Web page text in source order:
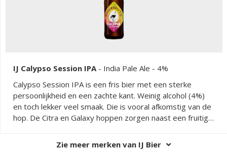
IJ Calypso Session IPA - India Pale Ale - 4%
Calypso Session IPA is een fris bier met een sterke
persoonlijkheid en een zachte kant. Weinig alcohol (4%)
en toch lekker veel smaak. Die is vooral afkomstig van de
hop. De Citra en Galaxy hoppen zorgen naast een fruitig
Zie meer merken van IJ Bier